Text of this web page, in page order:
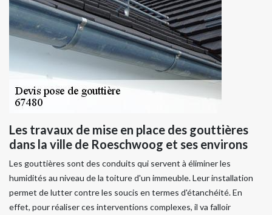
Les travaux de mise en place des gouttières
dans la ville de Roeschwoog et ses environs
Les gouttières sont des conduits qui servent à éliminer les
humidités au niveau de la toiture d'un immeuble. Leur installation
permet de lutter contre les soucis en termes d'étanchéité. En
effet, pour réaliser ces interventions complexes, il va falloir